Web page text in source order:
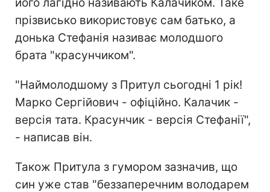
прізвисько використовує сам батько, а
донька Стефанія називає молодшого
брата "красунчиком".
"Наймолодшому з Притул сьогодні 1 рік!
Марко Сергійович - офіційно. Калачик -
версія тата. Красунчик - версія Стефанії",
- написав він.
Також Притула з гумором зазначив, що
син уже став "беззаперечним володарем